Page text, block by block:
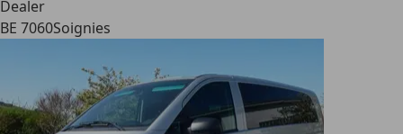
Dealer
BE 7060Soignies